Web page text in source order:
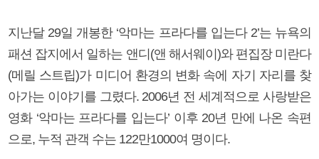
지난달 29일 개봉한 ‘악마는 프라다를 입는다 2’는 뉴욕의
패션 잡지에서 일하는 앤디(앤 해서웨이)와 편집장 미란다
(메릴 스트립)가 미디어 환경의 변화 속에 자기 자리를 찾
아가는 이야기를 그렸다. 2006년 전 세계적으로 사랑받은
영화 ‘악마는 프라다를 입는다’ 이후 20년 만에 나온 속편
으로, 누적 관객 수는 122만1000여 명이다.